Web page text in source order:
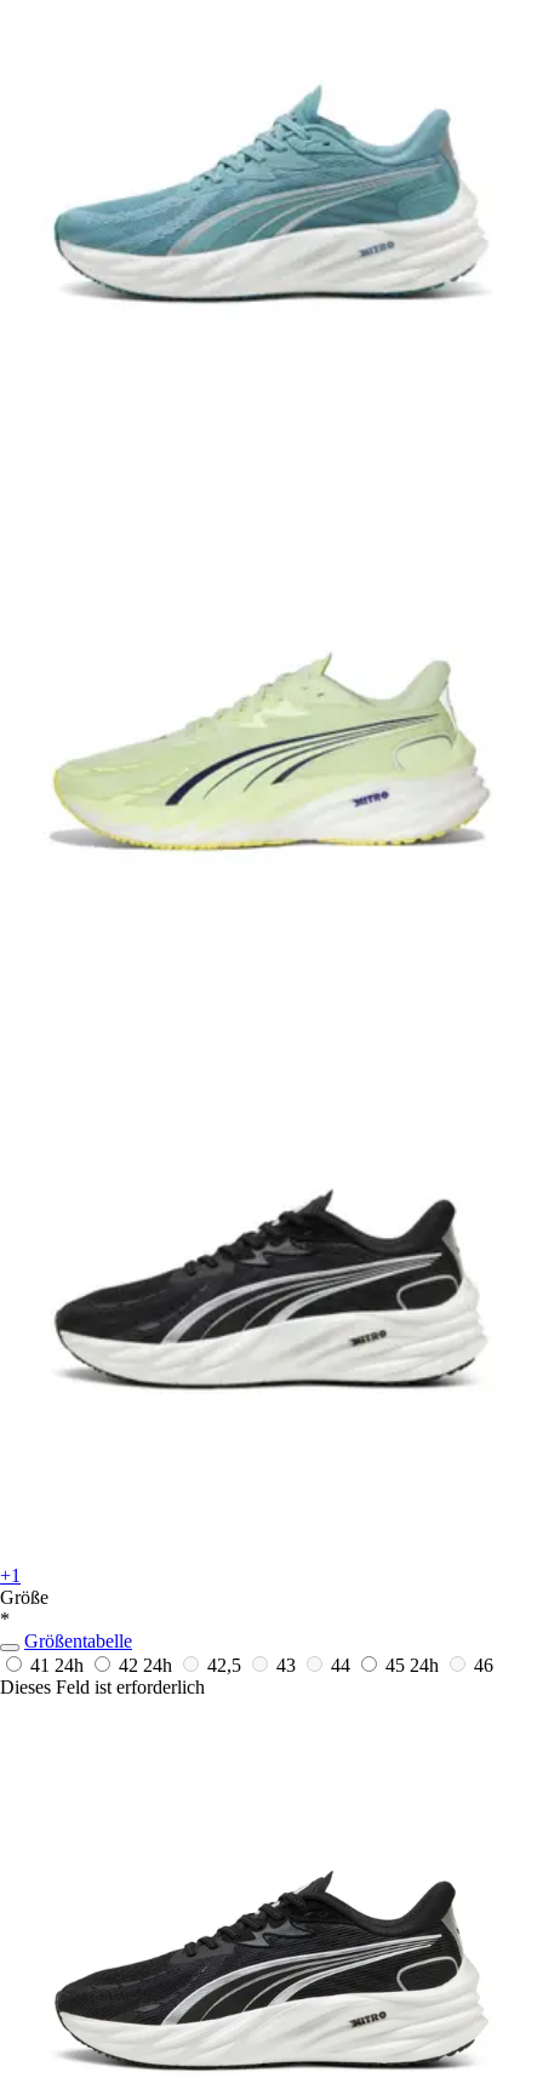
+1
Größe
*
Größentabelle
41 24h 42 24h 42,5 43 44 45 24h
46
Dieses Feld ist erforderlich